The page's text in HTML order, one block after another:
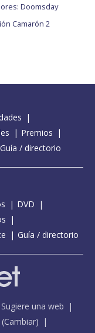
Doomsday
Camarón 2
Premios
Guía / directorio
DVD
Guía / directorio
Sugiere una web
(Cambiar)